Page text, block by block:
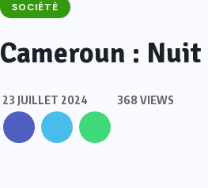
SOCIÉTÉ
Cameroun :
23 JUILLET 2024 368 VIEWS